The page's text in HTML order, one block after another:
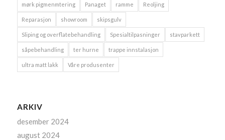
mørk pigmenmtering Panaget ramme Reoljing
Reparasjon showroom skipsgulv
Sliping og overflatebehandling Spesialtilpasninger stavparkett
såpebehandling ter hurne trappe innstalasjon
ultra matt lakk Våre produsenter
ARKIV
desember 2024
august 2024